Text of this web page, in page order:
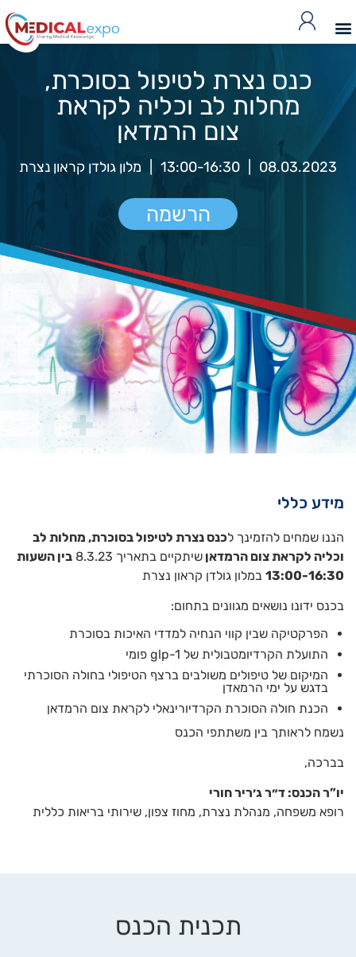
כנס נצרת לטיפול בסוכרת,
מחלות לב וכליה לקראת
צום הרמדאן
08.03.2023
13:00-16:30 מלון גולדן קראון נצרת
הרשמה
מידע כללי
הננו שמחים להזמינך לכנס נצרת לטיפול בסוכרת, מחלות לב
וכליה לקראת צום הרמדאן שיתקיים בתאריך 8.3.23
בין השעות
13:00-16:30 במלון גולדן קראון נצרת
בכנס ידונו נושאים מגוונים בתחום:
הפרקטיקה שבין קווי הנחיה למדדי האיכות בסוכרת
התועלת הקרדיומטבולית של glp-1 פומי
המיקום של טיפולים משולבים ברצף הטיפולי בחולה הסוכרתי
בדגש על ימי הרמאדן
הכנת חולה הסוכרת הקרדיורינאלי לקראת צום הרמדאן
נשמח לראותך בין משתתפי הכנס
בברכה,
יו”ר הכנס: ד״ר ג׳ריר חורי
רופא משפחה, מנהלת נצרת, מחוז צפון, שירותי בריאות כללית
תכנית הכנס